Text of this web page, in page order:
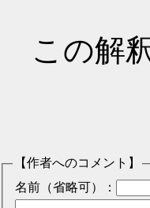
この解
【作者へのコメント】
名前（省略可）：